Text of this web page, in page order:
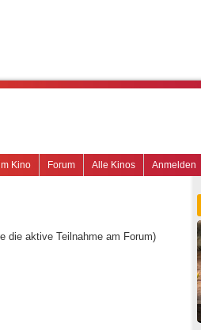
Anmelden
Alle Kinos
Forum
Kino
die aktive Teilnahme am Forum)